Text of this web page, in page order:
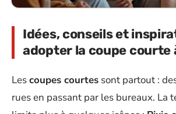
Idées, conseils et
adopter la coupe courte
Lescoupes courtes sont partout :
rues en passant par les bureaux. La